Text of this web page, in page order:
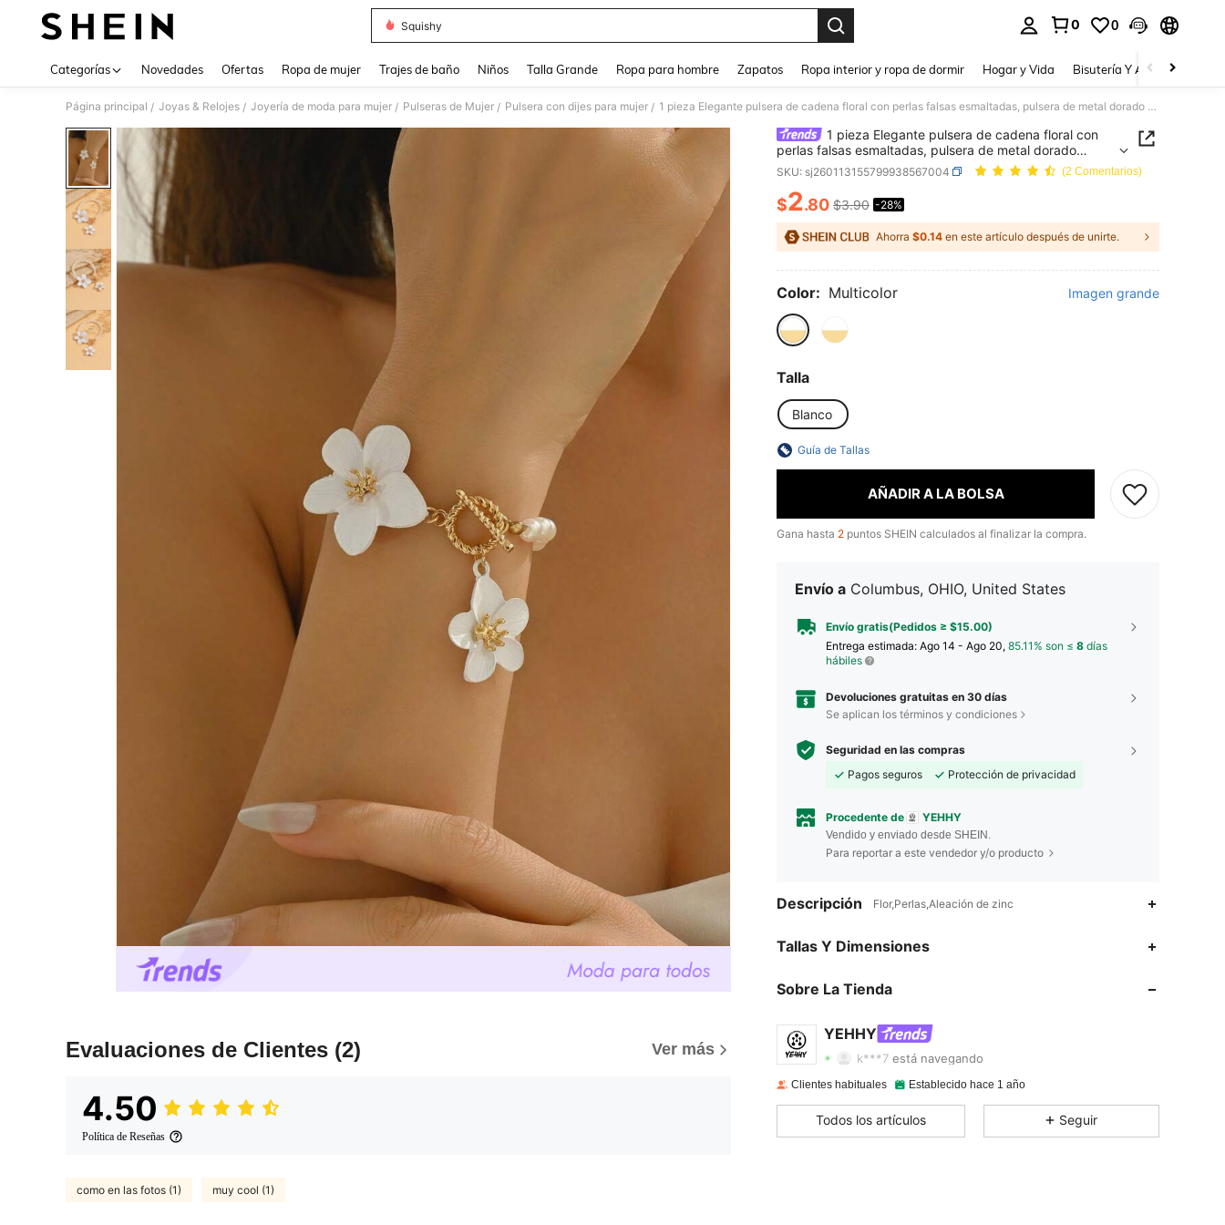
Squishy
0 0
Categorías Novedades Ofertas Ropa de mujer Trajes de baño Niños Talla Grande Ropa para hombre Zapatos Ropa interior y ropa de dormir Hogar y Vida Bisutería Y Accesorios
Página principal / Joyas & Relojes / Joyería de moda para mujer / Pulseras de Mujer / Pulsera con dijes para mujer / 1 pieza Elegante pulsera de cadena floral con perlas falsas esmaltadas, pulsera de metal dorado simple y versátil adecuada para uso diario, decoración, salidas y sesiones de fotos
Evaluaciones de Clientes (2) Ver más
4.50
Política de Reseñas
como en las fotos (1) muy cool (1)
1 pieza Elegante pulsera de cadena floral con
perlas falsas esmaltadas, pulsera de metal dorado
simple y versátil adecuada para uso diario, decoración,
salidas y sesiones de fotos
SKU: sj260113155799938567004 (2 Comentarios)
PRICE AND AVAILABILITY
$2.80 $3.90 -28%
Ahorra $0.14 en este artículo después de unirte.
Color: Multicolor Imagen grande
Talla
Blanco
Guía de Tallas
AÑADIR A LA BOLSA
Gana hasta 2 puntos SHEIN calculados al finalizar la compra.
Envío a Columbus, OHIO, United States
Envío gratis(Pedidos ≥ $15.00)
Entrega estimada: Ago 14 - Ago 20, 85.11% son ≤ 8 días
hábiles
Devoluciones gratuitas en 30 días
Se aplican los términos y condiciones
Seguridad en las compras
Pagos seguros
Protección de privacidad
Procedente de YEHHY
Vendido y enviado desde SHEIN.
Para reportar a este vendedor y/o producto
Descripción Flor,Perlas,Aleación de zinc
Tallas Y Dimensiones
Sobre La Tienda
YEHHY
k***7 está navegando
4.83
Clientes habituales Establecido hace 1 año
Todos los artículos Seguir